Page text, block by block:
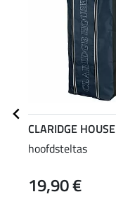
CLARIDGE HOUSE
hoofdsteltas
19,90 €